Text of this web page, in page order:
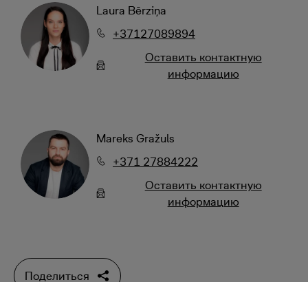
Laura Bērziņa
+37127089894
Oставить контактную
информацию
Mareks Gražuls
+371 27884222
Oставить контактную
информацию
Поделиться